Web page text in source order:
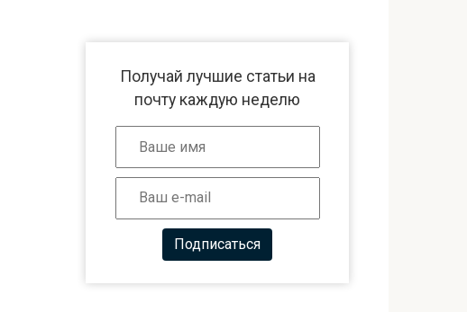
Получай лучшие статьи на
почту каждую неделю
Подписаться